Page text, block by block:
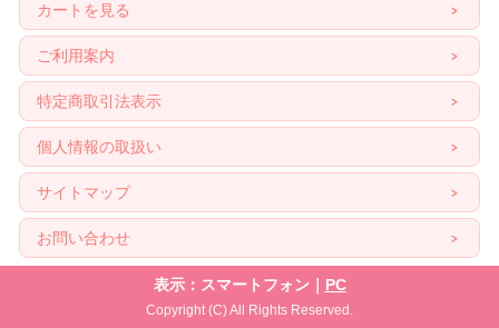
カートを見る
ご利用案内
特定商取引法表示
個人情報の取扱い
サイトマップ
お問い合わせ
表示：スマートフォン｜ PC
Copyright (C) All Rights Reserved.